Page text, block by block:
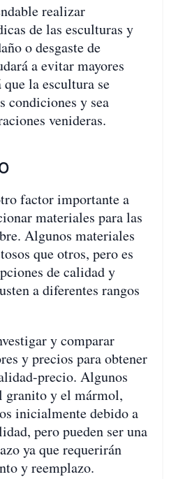
realizar
de las esculturas y
o desgaste de
a evitar mayores
la escultura se
condiciones y sea
venideras.
factor importante a
materiales para las
Algunos materiales
que otros, pero es
de calidad y
a diferentes rangos
y comparar
y precios para obtener
precio. Algunos
granito y el mármol,
inicialmente debido a
pero pueden ser una
ya que requerirán
y reemplazo.